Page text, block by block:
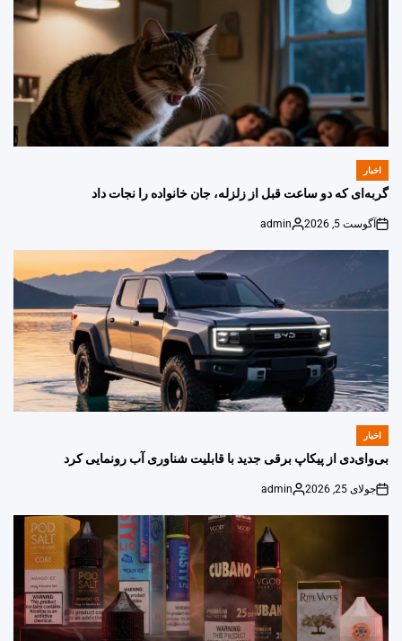
POSTED
IN
اخبار
گربه‌ای که دو ساعت قبل از زلزله، جان خانواده را نجات داد
on
آگوست 5, 2026
Posted
admin
POSTED
اخبار
بی‌وای‌دی از پیکاپ برقی جدید با قابلیت شناوری آب رونمایی کرد
on
جولای 25, 2026
Posted
admin